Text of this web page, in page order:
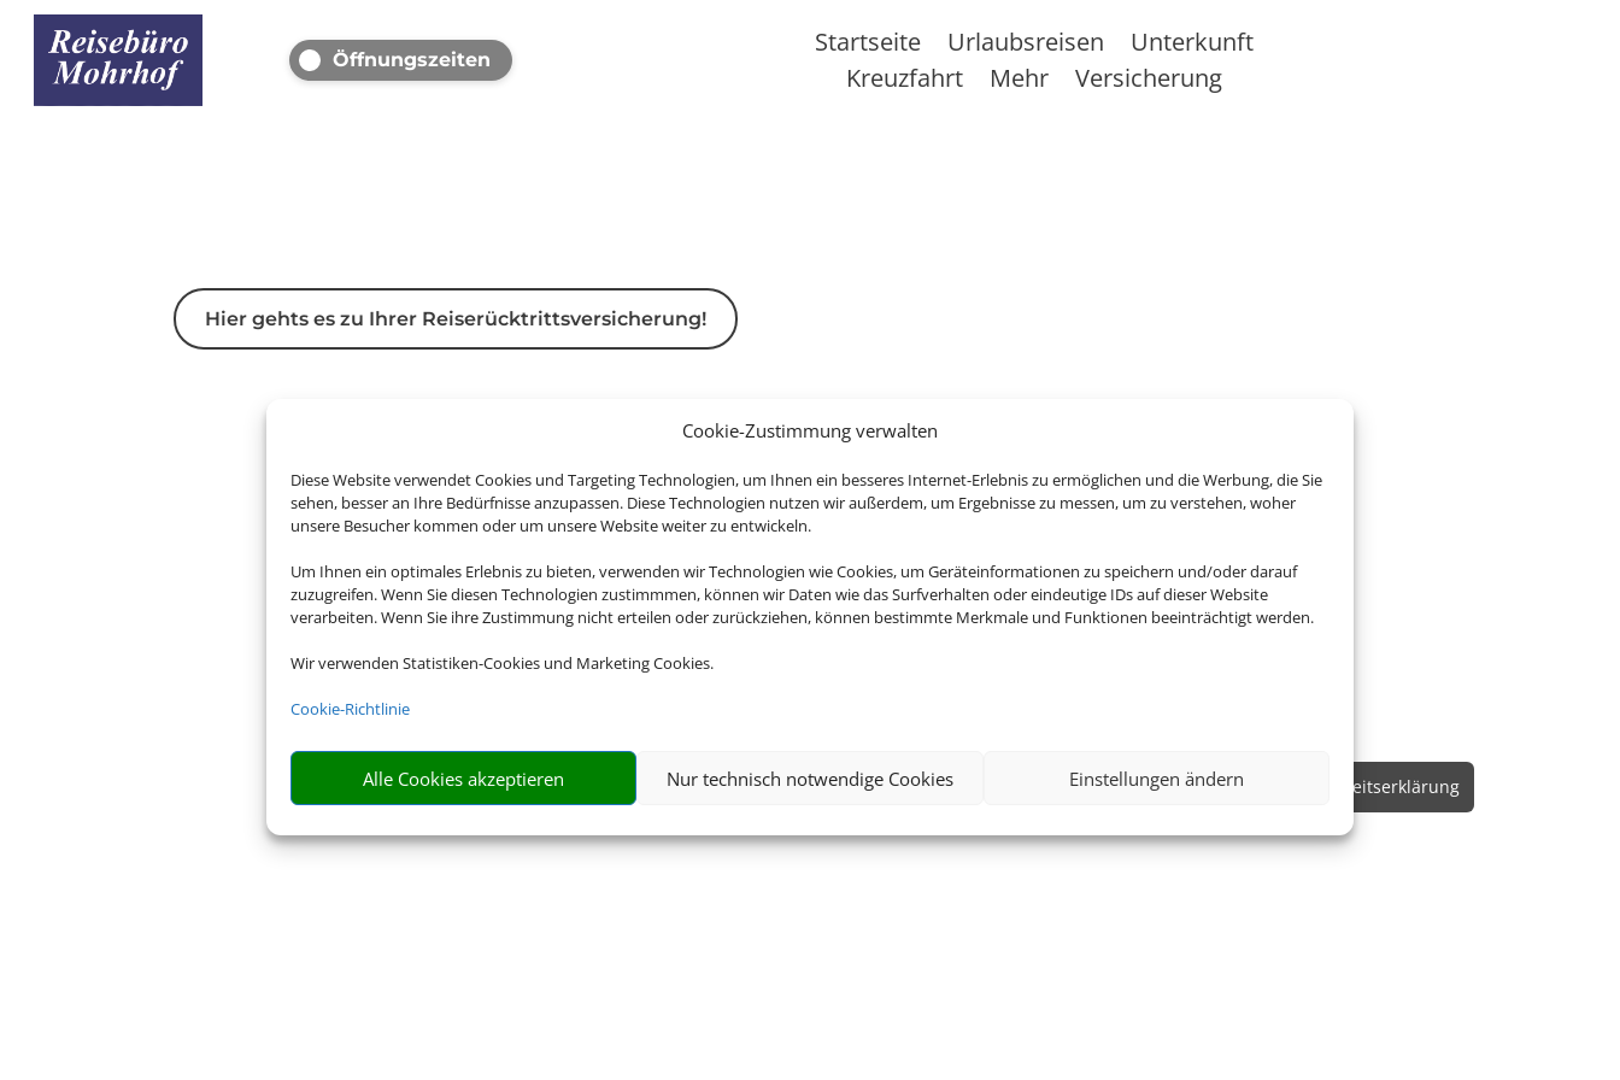
Cookie-Zustimmung verwalten
Diese Website verwendet Cookies und Targeting Technologien, um Ihnen ein besseres Internet-Erlebnis zu ermöglichen und die Werbung, die Sie
sehen, besser an Ihre Bedürfnisse anzupassen. Diese Technologien nutzen wir außerdem, um Ergebnisse zu messen, um zu verstehen, woher
unsere Besucher kommen oder um unsere Website weiter zu entwickeln.
Um Ihnen ein optimales Erlebnis zu bieten, verwenden wir Technologien wie Cookies, um Geräteinformationen zu speichern und/oder darauf
zuzugreifen. Wenn Sie diesen Technologien zustimmmen, können wir Daten wie das Surfverhalten oder eindeutige IDs auf dieser Website
verarbeiten. Wenn Sie ihre Zustimmung nicht erteilen oder zurückziehen, können bestimmte Merkmale und Funktionen beeinträchtigt werden.
Wir verwenden Statistiken-Cookies und Marketing Cookies.
Cookie-Richtlinie
Alle Cookies akzeptieren Nur technisch notwendige Cookies Einstellungen ändern
Öffnungszeiten
Startseite Urlaubsreisen
Unterkunft
Kreuzfahrt
Mehr Versicherung
Hier gehts es zu Ihrer Reiserücktrittsversicherung!
Rechtliche Informationen
Impressum Datenschutzerklärung AGB Kontakt Service Blacklisted Airlines Online Check-In Barrierefreiheitserklärung